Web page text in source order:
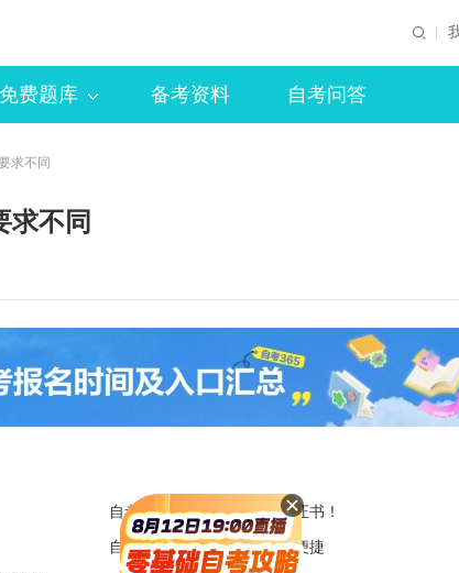
免费题库 备考资料 自考问答
求不同
求不同
自考文凭可以考取这些职业证书！
自考App下载 让学习更高效便捷